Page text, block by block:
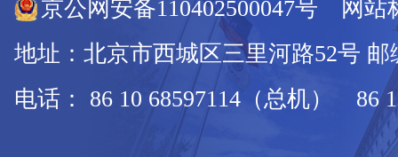
京公网安备110402500047号 网站
地址：北京市西城区三里河路52号 邮
电话： 86 10 68597114（总机） 86